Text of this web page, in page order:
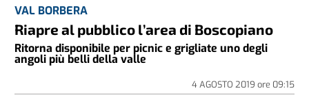
VAL BORBERA
Riapre al pubblico l’area di Boscopiano
Ritorna disponibile per picnic e grigliate uno degli
angoli più belli della valle
4 AGOSTO 2019 ore 09:15